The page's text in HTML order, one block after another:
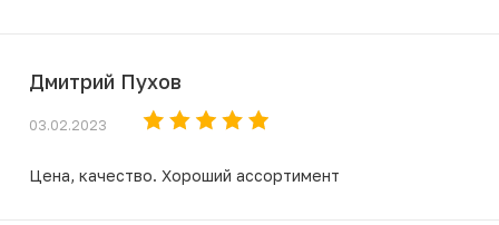
Дмитрий Пухов
03.02.2023
Цена, качество. Хороший ассортимент